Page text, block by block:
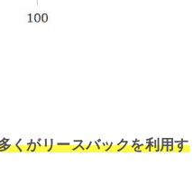
くがリースバックを利用す